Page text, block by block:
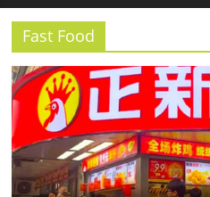
SME
แห่ง
ประเทศไท
Fast Food